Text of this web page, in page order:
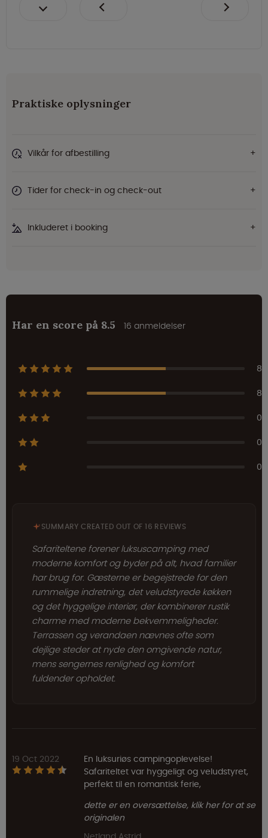
Praktiske oplysninger
Vilkår for afbestilling
Tider for check-in og check-out
Inkluderet i booking
Har en score på 8.5 16 anmeldelser
8
8
0
0
0
SUMMARY CREATED OUT OF 16 REVIEWS
Safariteltene forener luksuscamping med
moderne komfort og byder på alt, hvad familier
har brug for. Gæsterne er begejstrede for den
rummelige indretning, det veludstyrede køkken
og det hyggelige interiør, der kombinerer rustik
charme med moderne bekvemmeligheder.
Terrassen og verandaen nævnes ofte som
dejlige steder at nyde den omgivende natur,
mens sengernes renlighed og komfort
fuldender opholdet.
19 Oct 2022
En luksuriøs campingoplevelse!
Safariteltet var hyggeligt og veludstyret,
perfekt til en romantisk ferie,
dette er en oversættelse, klik her for at se
originalen